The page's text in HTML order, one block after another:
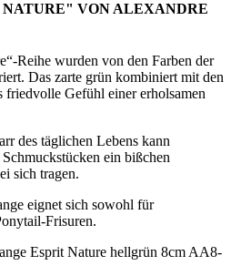
VON ALEXANDRE
Reihe wurden von den Farben der
Das zarte grün kombiniert mit den
friedvolle Gefühl einer erholsamen
des täglichen Lebens kann
ein bißchen
sich tragen.
eignet sich sowohl für
Frisuren.